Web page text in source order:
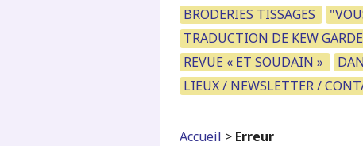
BRODERIES TISSAGES
TRADUCTION DE KEW
REVUE « ET SOUDAIN »
LIEUX / NEWSLETTER /
Accueil > Erreur